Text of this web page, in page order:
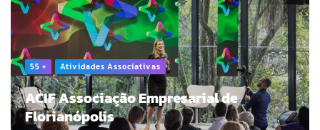
55 + Atividades Associativas
ACIF Associação Empresarial de
Florianópolis